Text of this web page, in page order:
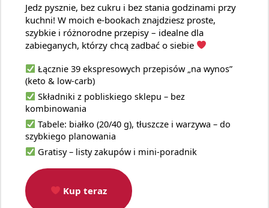
Jedz pysznie, bez cukru i bez stania godzinami przy
kuchni! W moich e-bookach znajdziesz proste,
szybkie i różnorodne przepisy – idealne dla
zabieganych, którzy chcą zadbać o siebie
Łącznie 39 ekspresowych przepisów „na wynos”
(keto & low-carb)
Składniki z pobliskiego sklepu – bez
kombinowania
Tabele: białko (20/40 g), tłuszcze i warzywa – do
szybkiego planowania
Gratisy – listy zakupów i mini-poradnik
Kup teraz